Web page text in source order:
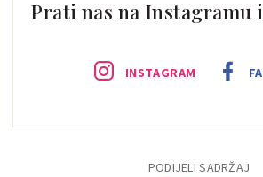
Prati nas na Instagramu
INSTAGRAM
PODIJELI SADRŽAJ